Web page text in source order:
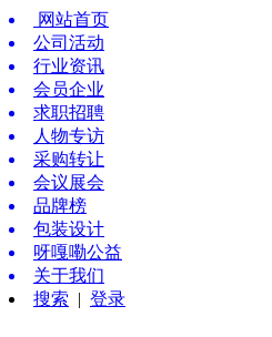
网站首页
公司活动
行业资讯
会员企业
求职招聘
人物专访
采购转让
会议展会
品牌榜
包装设计
呀嘎嘞公益
关于我们
搜索 | 登录